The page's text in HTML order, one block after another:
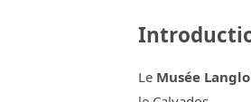
Le Musée